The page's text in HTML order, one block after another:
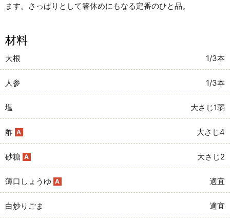
ます。さっぱりとして箸休めにもなる定番のひと品。
材料
大根 1/3本
人参 1/3本
塩 大さじ1弱
酢 A 大さじ4
砂糖 A 大さじ2
薄口しょうゆ A 適宜
白炒りごま 適宜